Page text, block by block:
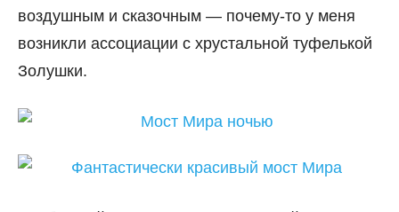
воздушным и сказочным — почему-то у меня
возникли ассоциации с хрустальной туфелькой
Золушки.